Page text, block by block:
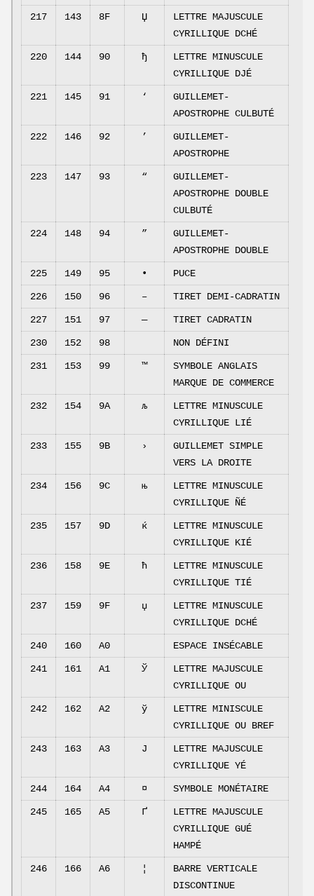
217 143 8F Џ
LETTRE MAJUSCULE
CYRILLIQUE DCHÉ
220 144 90 ђ
LETTRE MINUSCULE
CYRILLIQUE DJÉ
221 145 91 ‘
GUILLEMET-
APOSTROPHE CULBUTÉ
222 146 92 ’
GUILLEMET-
APOSTROPHE
223 147 93 “
GUILLEMET-
APOSTROPHE DOUBLE
CULBUTÉ
224 148 94 ”
GUILLEMET-
APOSTROPHE DOUBLE
225 149 95 • PUCE
226 150 96 – TIRET DEMI-CADRATIN
227 151 97 — TIRET CADRATIN
230 152 98 NON DÉFINI
231 153 99 ™
SYMBOLE ANGLAIS
MARQUE DE COMMERCE
232 154 9A љ
LETTRE MINUSCULE
CYRILLIQUE LIÉ
233 155 9B ›
GUILLEMET SIMPLE
VERS LA DROITE
234 156 9C њ
LETTRE MINUSCULE
CYRILLIQUE ÑÉ
235 157 9D ќ
LETTRE MINUSCULE
CYRILLIQUE KIÉ
236 158 9E ћ
LETTRE MINUSCULE
CYRILLIQUE TIÉ
237 159 9F џ
LETTRE MINUSCULE
CYRILLIQUE DCHÉ
240 160 A0 ESPACE INSÉCABLE
241 161 A1 Ў
LETTRE MAJUSCULE
CYRILLIQUE OU
242 162 A2 ў
LETTRE MINISCULE
CYRILLIQUE OU BREF
243 163 A3 Ј
LETTRE MAJUSCULE
CYRILLIQUE YÉ
244 164 A4 ¤ SYMBOLE MONÉTAIRE
245 165 A5 Ґ
LETTRE MAJUSCULE
CYRILLIQUE GUÉ
HAMPÉ
246 166 A6 ¦
BARRE VERTICALE
DISCONTINUE